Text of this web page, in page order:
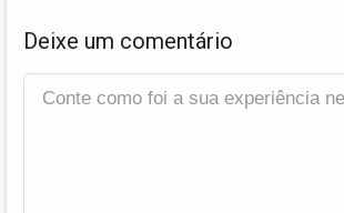
Deixe um comentário